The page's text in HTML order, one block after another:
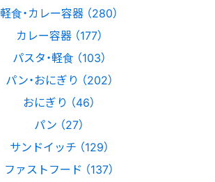
軽食・カレー容器 （280）
カレー容器 （177）
パスタ・軽食 （103）
パン・おにぎり （202）
おにぎり （46）
パン （27）
サンドイッチ （129）
ファストフード （137）